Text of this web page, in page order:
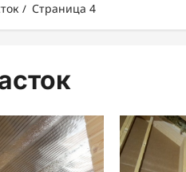
Страница 4